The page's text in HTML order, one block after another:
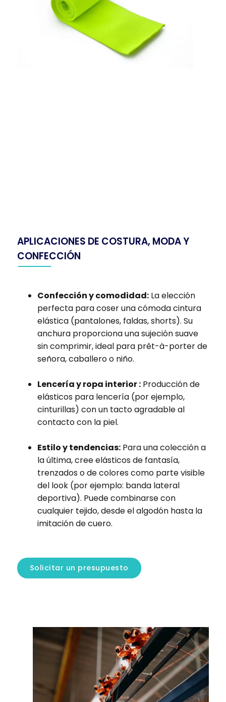
APLICACIONES DE COSTURA, MODA Y
CONFECCIÓN
Confección y comodidad:La elección
perfecta para coser una cómoda cintura
elástica (pantalones, faldas, shorts). Su
anchura proporciona una sujeción suave
sin comprimir, ideal para prêt-à-porter de
señora, caballero o niño.
Lencería y ropa interior :Producción de
elásticos para lencería (por ejemplo,
cinturillas) con un tacto agradable al
contacto con la piel.
Estilo y tendencias:Para una colección a
la última, cree elásticos de fantasía,
trenzados o de colores como parte visible
del look (por ejemplo: banda lateral
deportiva). Puede combinarse con
cualquier tejido, desde el algodón hasta la
imitación de cuero.
Solicitar un presupuesto